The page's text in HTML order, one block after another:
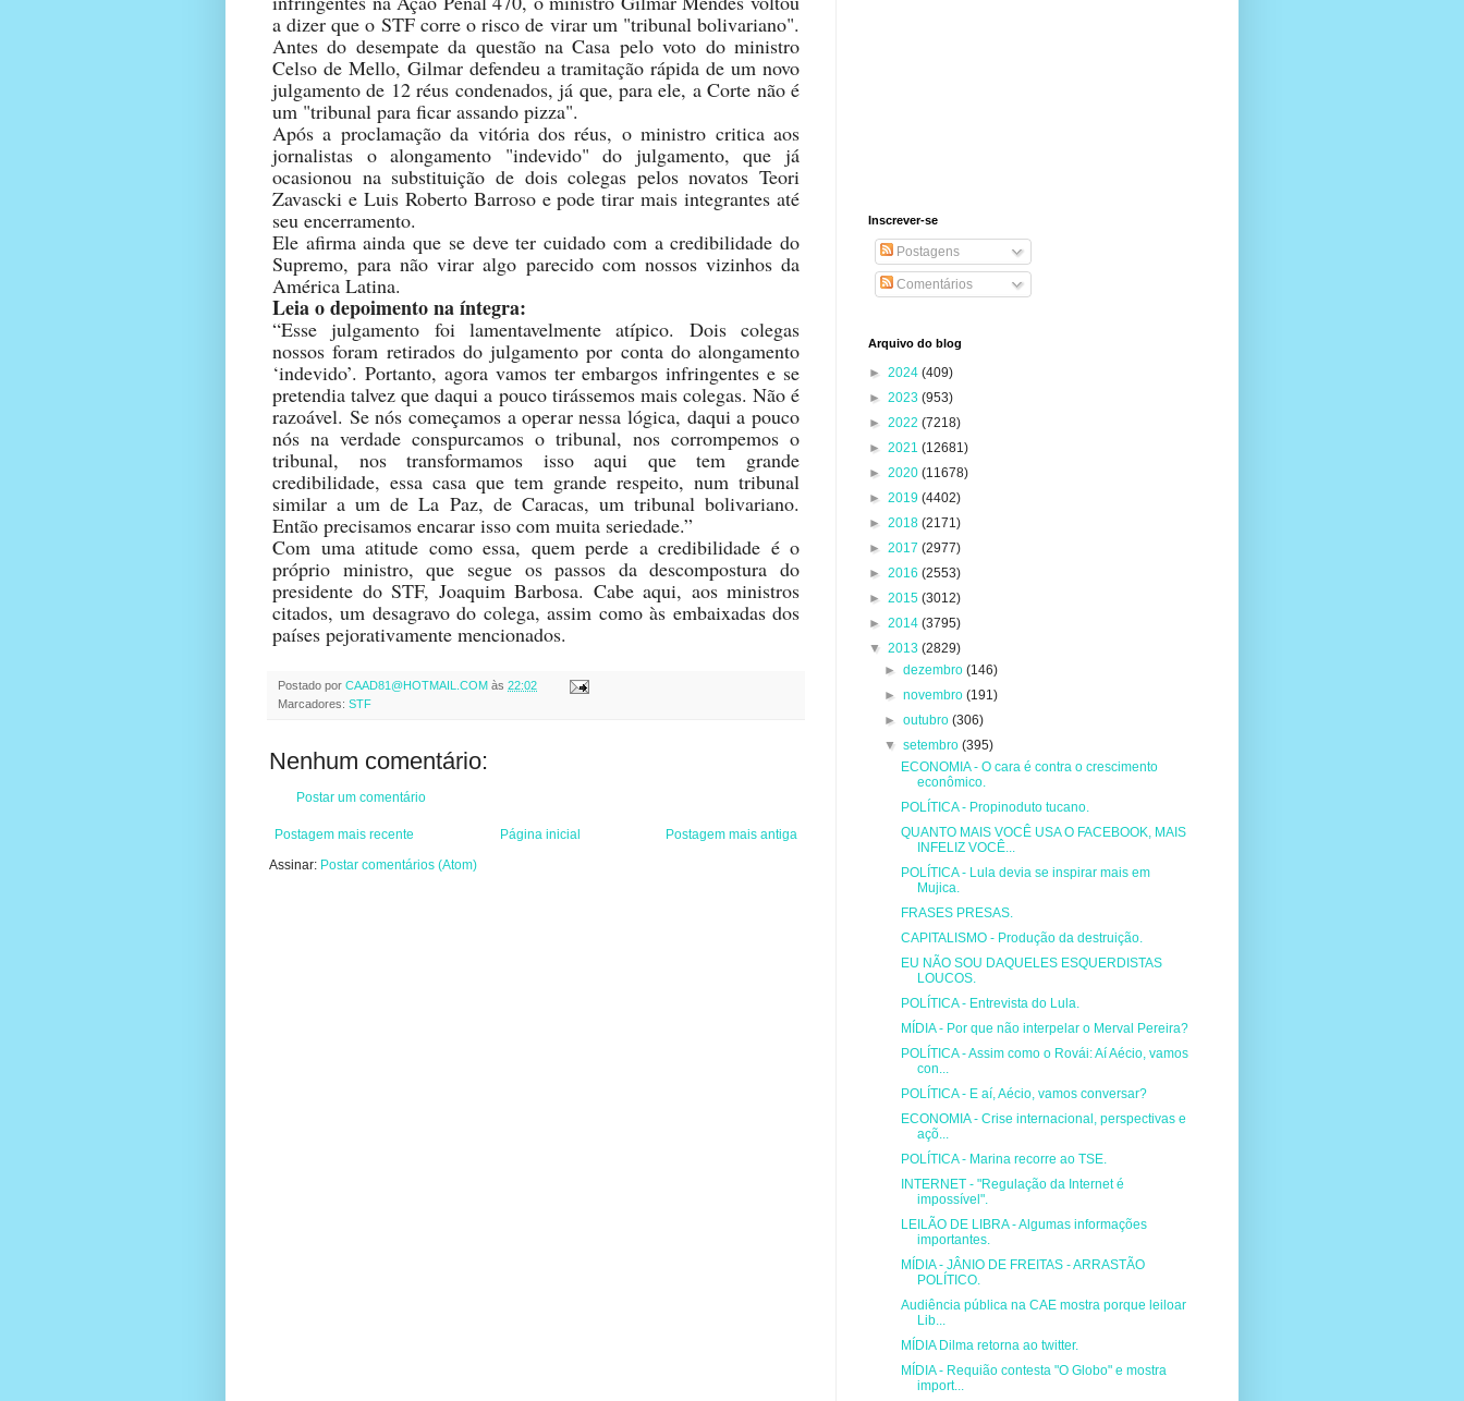
a dizer que o STF corre o risco de virar um "tribunal bolivariano".
Antes do desempate da questão na Casa pelo voto do ministro
Celso de Mello, Gilmar defendeu a tramitação rápida de um novo
julgamento de 12 réus condenados, já que, para ele, a Corte não é
um "tribunal para ficar assando pizza".
Após a proclamação da vitória dos réus, o ministro critica aos
jornalistas o alongamento "indevido" do julgamento, que já
ocasionou na substituição de dois colegas pelos novatos Teori
Zavascki e Luis Roberto Barroso e pode tirar mais integrantes até
seu encerramento.
Ele afirma ainda que se deve ter cuidado com a credibilidade do
Supremo, para não virar algo parecido com nossos vizinhos da
América Latina.
Leia o depoimento na íntegra:
“Esse julgamento foi lamentavelmente atípico. Dois colegas
nossos foram retirados do julgamento por conta do alongamento
‘indevido’. Portanto, agora vamos ter embargos infringentes e se
pretendia talvez que daqui a pouco tirássemos mais colegas. Não é
razoável. Se nós começamos a operar nessa lógica, daqui a pouco
nós na verdade conspurcamos o tribunal, nos corrompemos o
tribunal, nos transformamos isso aqui que tem grande
credibilidade, essa casa que tem grande respeito, num tribunal
similar a um de La Paz, de Caracas, um tribunal bolivariano.
Então precisamos encarar isso com muita seriedade.”
Com uma atitude como essa, quem perde a credibilidade é o
próprio ministro, que segue os passos da descompostura do
presidente do STF, Joaquim Barbosa. Cabe aqui, aos ministros
citados, um desagravo do colega, assim como às embaixadas dos
países pejorativamente mencionados.
Postado por CAAD81@HOTMAIL.COM às 22:02
Marcadores: STF
Nenhum comentário:
Postar um comentário
Postagem mais recente Postagem mais antiga
Página inicial
Assinar: Postar comentários (Atom)
Inscrever-se
Postagens
Comentários
Arquivo do blog
► 2024 (409)
► 2023 (953)
► 2022 (7218)
► 2021 (12681)
► 2020 (11678)
► 2019 (4402)
► 2018 (2171)
► 2017 (2977)
► 2016 (2553)
► 2015 (3012)
► 2014 (3795)
▼ 2013 (2829)
►dezembro(146)
►novembro(191)
►outubro(306)
▼setembro(395)
ECONOMIA - O cara é contra o crescimento
econômico.
POLÍTICA - Propinoduto tucano.
QUANTO MAIS VOCÊ USA O FACEBOOK, MAIS
INFELIZ VOCÊ...
POLÍTICA - Lula devia se inspirar mais em
Mujica.
FRASES PRESAS.
CAPITALISMO - Produção da destruição.
EU NÃO SOU DAQUELES ESQUERDISTAS
LOUCOS.
POLÍTICA - Entrevista do Lula.
MÍDIA - Por que não interpelar o Merval Pereira?
POLÍTICA - Assim como o Rovái: Aí Aécio, vamos
con...
POLÍTICA - E aí, Aécio, vamos conversar?
ECONOMIA - Crise internacional, perspectivas e
açõ...
POLÍTICA - Marina recorre ao TSE.
INTERNET - "Regulação da Internet é
impossível".
LEILÃO DE LIBRA - Algumas informações
importantes.
MÍDIA - JÂNIO DE FREITAS - ARRASTÃO
POLÍTICO.
Audiência pública na CAE mostra porque leiloar
Lib...
MÍDIA Dilma retorna ao twitter.
MÍDIA - Requião contesta "O Globo" e mostra
import...